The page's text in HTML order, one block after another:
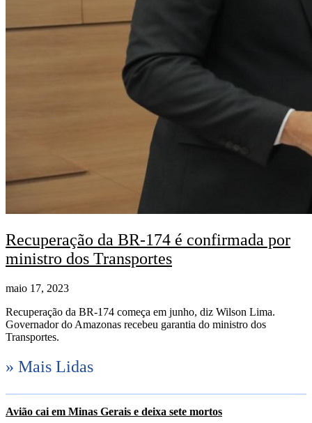
Recuperação da BR-174 é confirmada por
ministro dos Transportes
maio 17, 2023
Recuperação da BR-174 começa em junho, diz Wilson Lima.
Governador do Amazonas recebeu garantia do ministro dos
Transportes.
» Mais Lidas
Avião cai em Minas Gerais e deixa sete mortos